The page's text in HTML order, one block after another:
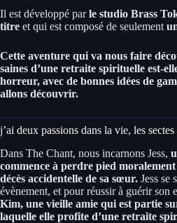
Il est développé parle studio Brass
titre et qui est composé de seulement
Cette aventure qui va nous faire
saines d’une retraite spirituelle est-
horreur, avec de bonnes idées de
allons découvrir.
j’ai deux passions dans la vie, les
Dans The Chant, nous incarnons Jess,
commence à perdre pied
décès accidentelle de sa sœur. Jess se
évènement, et pour réussir à guérir son
Kim, une vieille amie qui est partie
laquelle elle profite d’une retraite